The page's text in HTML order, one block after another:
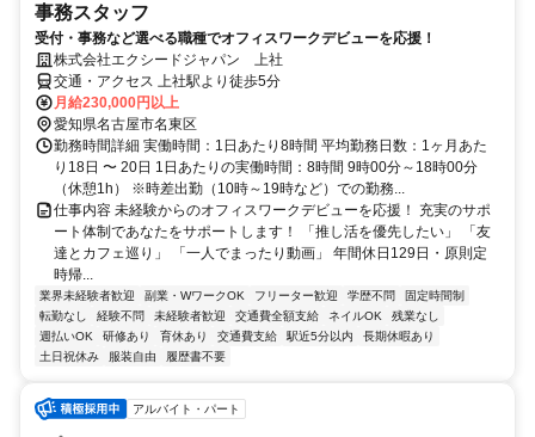
事務スタッフ
受付・事務など選べる職種でオフィスワークデビューを応援！
株式会社エクシードジャパン 上社
交通・アクセス 上社駅より徒歩5分
月給230,000円以上
愛知県名古屋市名東区
勤務時間詳細 実働時間：1日あたり8時間 平均勤務日数：1ヶ月あた
り18日 〜 20日 1日あたりの実働時間：8時間 9時00分～18時00分
（休憩1h） ※時差出勤（10時～19時など）での勤務...
仕事内容 未経験からのオフィスワークデビューを応援！ 充実のサポ
ート体制であなたをサポートします！ 「推し活を優先したい」 「友
達とカフェ巡り」 「一人でまったり動画」 年間休日129日・原則定
時帰...
業界未経験者歓迎 副業・WワークOK フリーター歓迎 学歴不問
固定時間制
転勤なし
経験不問 未経験者歓迎 交通費全額支給 ネイルOK
残業なし
週払いOK
研修あり 育休あり 交通費支給 駅近5分以内
長期休暇あり
土日祝休み
服装自由 履歴書不要
アルバイト・パート